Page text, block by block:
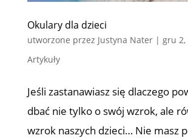
Okulary dla dzieci
utworzone przez Justyna Nater| gru 2,
Artykuły
Jeśli zastanawiasz się dlaczego
dbać nie tylko o swój wzrok, ale
wzrok naszych dzieci… Nie masz